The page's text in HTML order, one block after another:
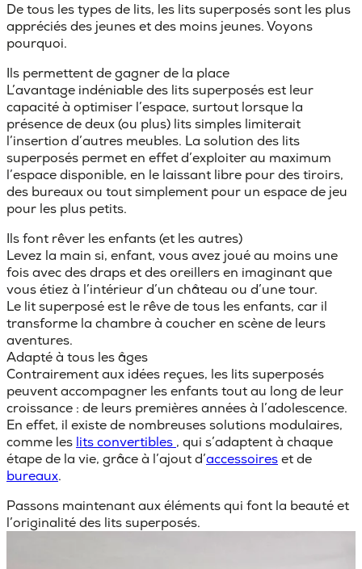
De tous les types de lits, les lits superposés sont les plus
appréciés des jeunes et des moins jeunes. Voyons
pourquoi.
Ils permettent de gagner de la place
L’avantage indéniable des lits superposés est leur
capacité à optimiser l’espace, surtout lorsque la
présence de deux (ou plus) lits simples limiterait
l’insertion d’autres meubles. La solution des lits
superposés permet en effet d’exploiter au maximum
l’espace disponible, en le laissant libre pour des tiroirs,
des bureaux ou tout simplement pour un espace de jeu
pour les plus petits.
Ils font rêver les enfants (et les autres)
Levez la main si, enfant, vous avez joué au moins une
fois avec des draps et des oreillers en imaginant que
vous étiez à l’intérieur d’un château ou d’une tour.
Le lit superposé est le rêve de tous les enfants, car il
transforme la chambre à coucher en scène de leurs
aventures.
Adapté à tous les âges
Contrairement aux idées reçues, les lits superposés
peuvent accompagner les enfants tout au long de leur
croissance : de leurs premières années à l’adolescence.
En effet, il existe de nombreuses solutions modulaires,
comme les lits convertibles , qui s’adaptent à chaque
étape de la vie, grâce à l’ajout d’accessoireset de
bureaux.
Passons maintenant aux éléments qui font la beauté et
l’originalité des lits superposés.